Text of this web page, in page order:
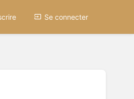
Se connecter